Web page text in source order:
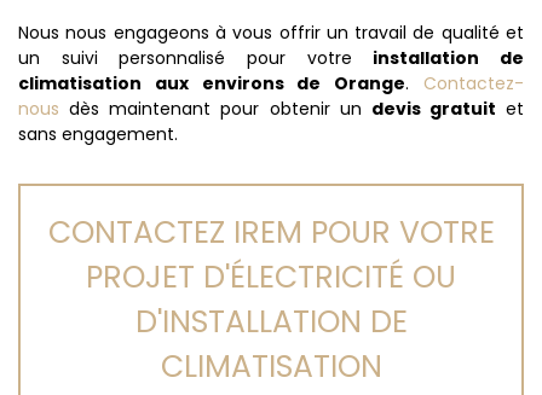
Nous nous engageons à vous offrir un travail de qualité et
un suivi personnalisé pour votre installation de
climatisation aux environs de Orange. Contactez-
nous dès maintenant pour obtenir un devis gratuit et
sans engagement.
CONTACTEZ IREM POUR VOTRE
PROJET D'ÉLECTRICITÉ OU
D'INSTALLATION DE
CLIMATISATION